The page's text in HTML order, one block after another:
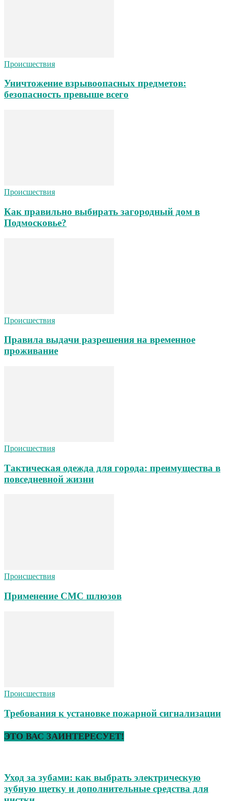
Происшествия
Уничтожение взрывоопасных предметов:
безопасность превыше всего
Происшествия
Как правильно выбирать загородный дом в
Подмосковье?
Происшествия
Правила выдачи разрешения на временное
проживание
Происшествия
Тактическая одежда для города: преимущества в
повседневной жизни
Происшествия
Применение СМС шлюзов
Происшествия
Требования к установке пожарной сигнализации
ЭТО ВАС ЗАИНТЕРЕСУЕТ!
Уход за зубами: как выбрать электрическую
зубную щетку и дополнительные средства для